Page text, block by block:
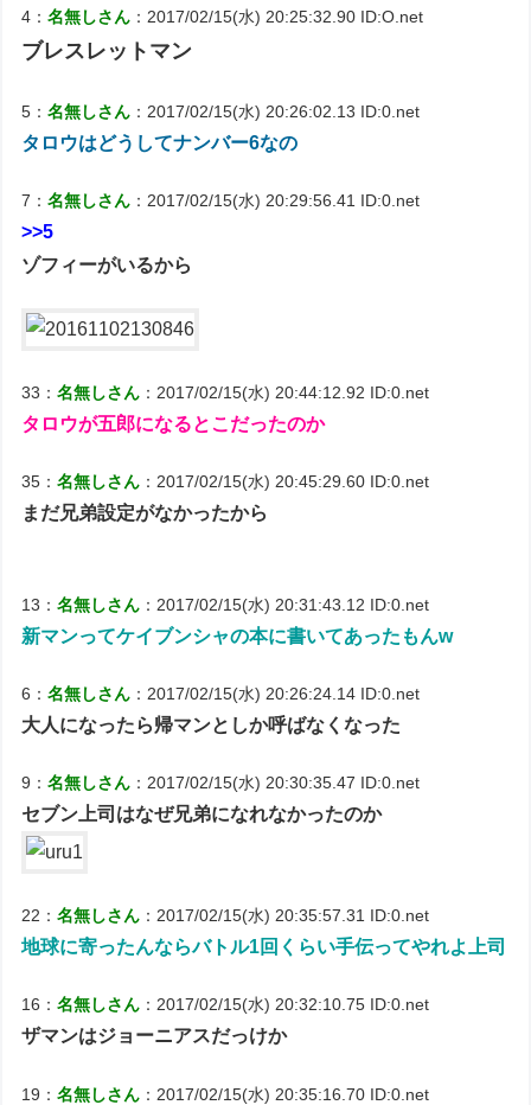
4：名無しさん ：2017/02/15(水) 20:25:32.90 ID:O.net
ブレスレットマン
5：名無しさん ：2017/02/15(水) 20:26:02.13 ID:0.net
タロウはどうしてナンバー6なの
7：名無しさん ：2017/02/15(水) 20:29:56.41 ID:0.net
>>5
ゾフィーがいるから
33：名無しさん ：2017/02/15(水) 20:44:12.92 ID:0.net
タロウが五郎になるとこだったのか
35：名無しさん ：2017/02/15(水) 20:45:29.60 ID:0.net
まだ兄弟設定がなかったから
13：名無しさん ：2017/02/15(水) 20:31:43.12 ID:0.net
新マンってケイブンシャの本に書いてあったもんw
6：名無しさん ：2017/02/15(水) 20:26:24.14 ID:0.net
大人になったら帰マンとしか呼ばなくなった
9：名無しさん ：2017/02/15(水) 20:30:35.47 ID:0.net
セブン上司はなぜ兄弟になれなかったのか
22：名無しさん ：2017/02/15(水) 20:35:57.31 ID:0.net
地球に寄ったんならバトル1回くらい手伝ってやれよ上司
16：名無しさん ：2017/02/15(水) 20:32:10.75 ID:0.net
ザマンはジョーニアスだっけか
19：名無しさん ：2017/02/15(水) 20:35:16.70 ID:0.net